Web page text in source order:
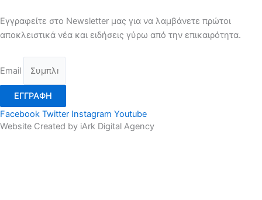
Εγγραφείτε στο Newsletter μας για να λαμβάνετε πρώτοι
αποκλειστικά νέα και ειδήσεις γύρω από την επικαιρότητα.
Email
ΕΓΓΡΑΦΗ
Facebook Twitter Instagram Youtube
Website Created by iArk Digital Agency